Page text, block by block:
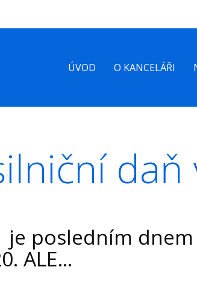
ÚVOD O KANCELÁŘI
daň
je posledním
ALE...